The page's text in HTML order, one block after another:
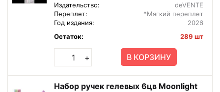
Издательство:
deVENTE
Переплет:
*Мягкий переплет
Год издания:
2026
Остаток:
289 шт
+ В КОРЗИНУ
Набор ручек гелевых 6цв Moonlight